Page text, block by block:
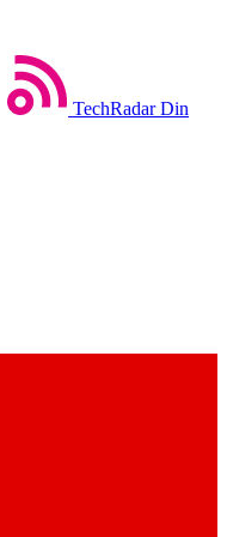
TechRadar Din